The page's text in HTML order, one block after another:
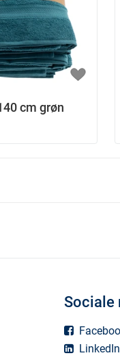
cm grøn
Sociale
LinkedIn